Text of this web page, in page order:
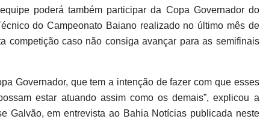
poderá também participar da Copa Governador do
do Campeonato Baiano realizado no último mês de
competição caso não consiga avançar para as semifinais
Governador, que tem a intenção de fazer com que esses
estar atuando assim como os demais”, explicou a
Galvão, em entrevista ao Bahia Notícias publicada neste